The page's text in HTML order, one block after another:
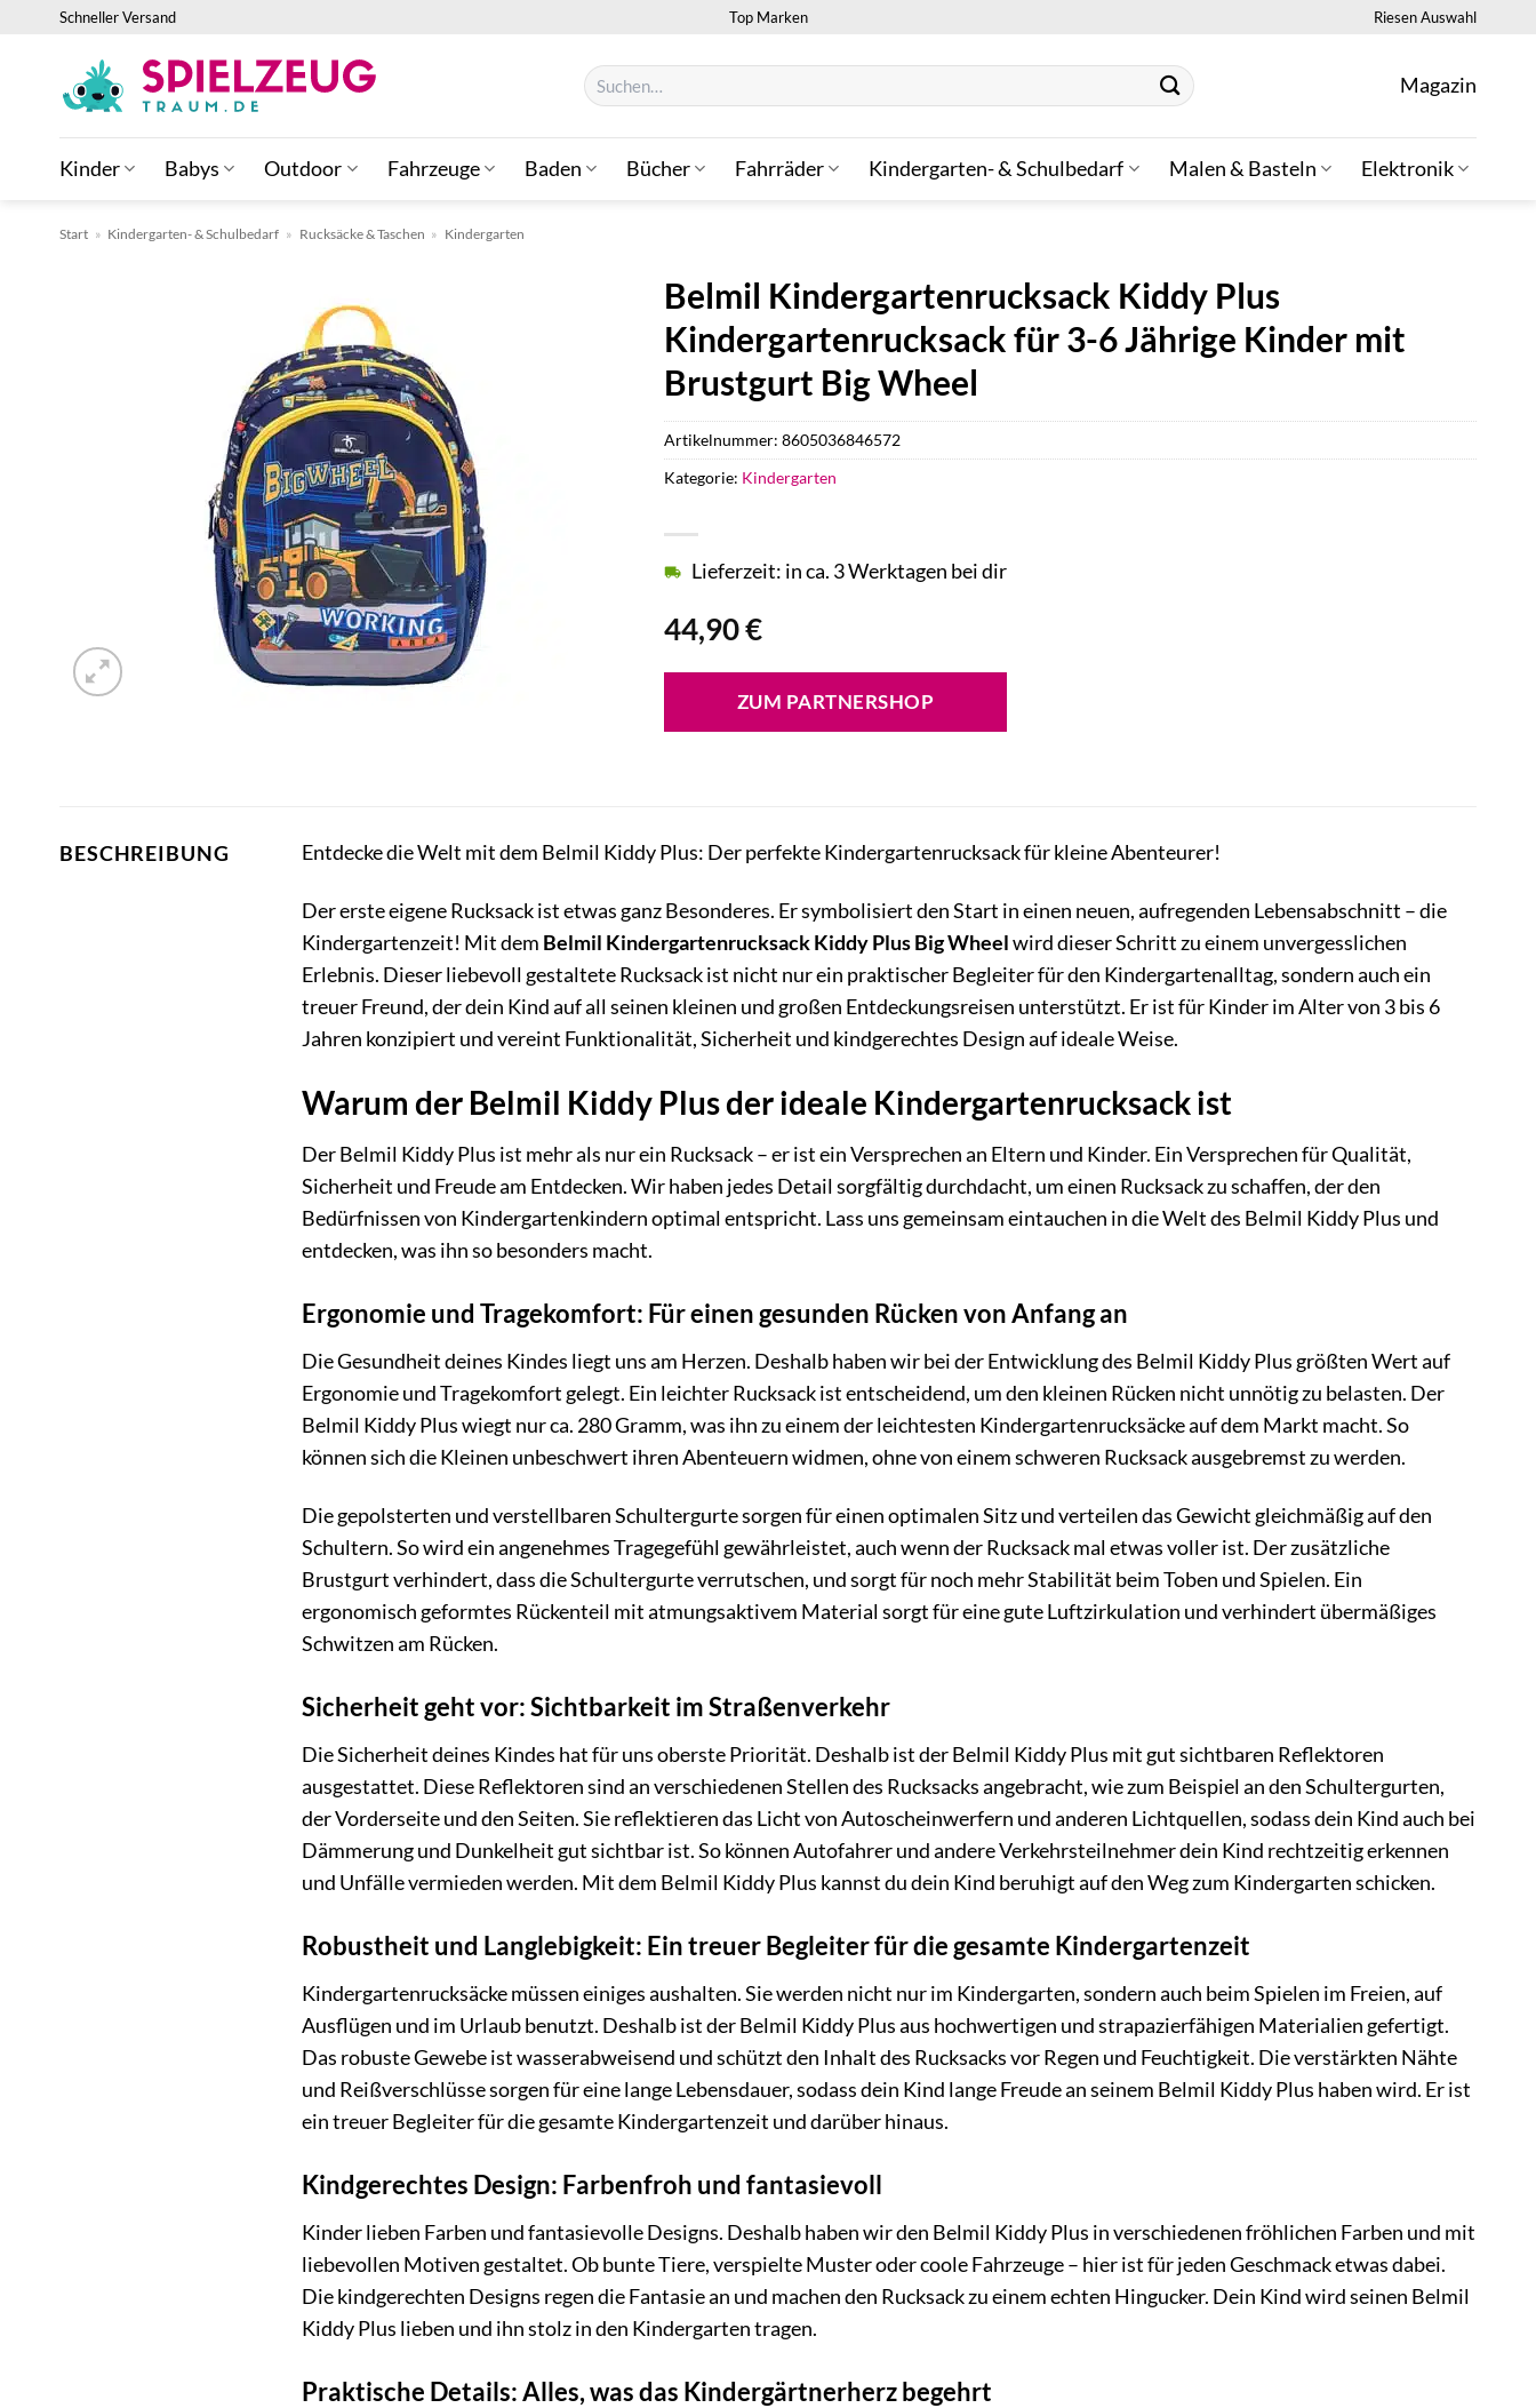
springen
Schneller Versand Top Marken Riesen Auswahl
Suchen
nach:
Magazin
Kinder Babys Outdoor Fahrzeuge Baden Bücher Fahrräder Kindergarten- & Schulbedarf Malen & Basteln Elektronik
Start » Kindergarten- & Schulbedarf » Rucksäcke & Taschen » Kindergarten
Belmil Kindergartenrucksack Kiddy Plus
Kindergartenrucksack für 3-6 Jährige Kinder mit
Brustgurt Big Wheel
44,90€
Lieferzeit: in ca. 3 Werktagen bei dir
ZUM PARTNERSHOP
Artikelnummer:8605036846572
Kategorie: Kindergarten
BESCHREIBUNG Entdecke die Welt mit dem Belmil Kiddy Plus: Der perfekte Kindergartenrucksack für kleine Abenteurer!
Der erste eigene Rucksack ist etwas ganz Besonderes. Er symbolisiert den Start in einen neuen, aufregenden Lebensabschnitt – die
Kindergartenzeit! Mit dem Belmil Kindergartenrucksack Kiddy Plus Big Wheelwird dieser Schritt zu einem unvergesslichen
Erlebnis. Dieser liebevoll gestaltete Rucksack ist nicht nur ein praktischer Begleiter für den Kindergartenalltag, sondern auch ein
treuer Freund, der dein Kind auf all seinen kleinen und großen Entdeckungsreisen unterstützt. Er ist für Kinder im Alter von 3 bis 6
Jahren konzipiert und vereint Funktionalität, Sicherheit und kindgerechtes Design auf ideale Weise.
Warum der Belmil Kiddy Plus der ideale Kindergartenrucksack ist
Der Belmil Kiddy Plus ist mehr als nur ein Rucksack – er ist ein Versprechen an Eltern und Kinder. Ein Versprechen für Qualität,
Sicherheit und Freude am Entdecken. Wir haben jedes Detail sorgfältig durchdacht, um einen Rucksack zu schaffen, der den
Bedürfnissen von Kindergartenkindern optimal entspricht. Lass uns gemeinsam eintauchen in die Welt des Belmil Kiddy Plus und
entdecken, was ihn so besonders macht.
Ergonomie und Tragekomfort: Für einen gesunden Rücken von Anfang an
Die Gesundheit deines Kindes liegt uns am Herzen. Deshalb haben wir bei der Entwicklung des Belmil Kiddy Plus größten Wert auf
Ergonomie und Tragekomfort gelegt. Ein leichter Rucksack ist entscheidend, um den kleinen Rücken nicht unnötig zu belasten. Der
Belmil Kiddy Plus wiegt nur ca. 280 Gramm, was ihn zu einem der leichtesten Kindergartenrucksäcke auf dem Markt macht. So
können sich die Kleinen unbeschwert ihren Abenteuern widmen, ohne von einem schweren Rucksack ausgebremst zu werden.
Die gepolsterten und verstellbaren Schultergurte sorgen für einen optimalen Sitz und verteilen das Gewicht gleichmäßig auf den
Schultern. So wird ein angenehmes Tragegefühl gewährleistet, auch wenn der Rucksack mal etwas voller ist. Der zusätzliche
Brustgurt verhindert, dass die Schultergurte verrutschen, und sorgt für noch mehr Stabilität beim Toben und Spielen. Ein
ergonomisch geformtes Rückenteil mit atmungsaktivem Material sorgt für eine gute Luftzirkulation und verhindert übermäßiges
Schwitzen am Rücken.
Sicherheit geht vor: Sichtbarkeit im Straßenverkehr
Die Sicherheit deines Kindes hat für uns oberste Priorität. Deshalb ist der Belmil Kiddy Plus mit gut sichtbaren Reflektoren
ausgestattet. Diese Reflektoren sind an verschiedenen Stellen des Rucksacks angebracht, wie zum Beispiel an den Schultergurten,
der Vorderseite und den Seiten. Sie reflektieren das Licht von Autoscheinwerfern und anderen Lichtquellen, sodass dein Kind auch bei
Dämmerung und Dunkelheit gut sichtbar ist. So können Autofahrer und andere Verkehrsteilnehmer dein Kind rechtzeitig erkennen
und Unfälle vermieden werden. Mit dem Belmil Kiddy Plus kannst du dein Kind beruhigt auf den Weg zum Kindergarten schicken.
Robustheit und Langlebigkeit: Ein treuer Begleiter für die gesamte Kindergartenzeit
Kindergartenrucksäcke müssen einiges aushalten. Sie werden nicht nur im Kindergarten, sondern auch beim Spielen im Freien, auf
Ausflügen und im Urlaub benutzt. Deshalb ist der Belmil Kiddy Plus aus hochwertigen und strapazierfähigen Materialien gefertigt.
Das robuste Gewebe ist wasserabweisend und schützt den Inhalt des Rucksacks vor Regen und Feuchtigkeit. Die verstärkten Nähte
und Reißverschlüsse sorgen für eine lange Lebensdauer, sodass dein Kind lange Freude an seinem Belmil Kiddy Plus haben wird. Er ist
ein treuer Begleiter für die gesamte Kindergartenzeit und darüber hinaus.
Kindgerechtes Design: Farbenfroh und fantasievoll
Kinder lieben Farben und fantasievolle Designs. Deshalb haben wir den Belmil Kiddy Plus in verschiedenen fröhlichen Farben und mit
liebevollen Motiven gestaltet. Ob bunte Tiere, verspielte Muster oder coole Fahrzeuge – hier ist für jeden Geschmack etwas dabei.
Die kindgerechten Designs regen die Fantasie an und machen den Rucksack zu einem echten Hingucker. Dein Kind wird seinen Belmil
Kiddy Plus lieben und ihn stolz in den Kindergarten tragen.
Praktische Details: Alles, was das Kindergärtnerherz begehrt